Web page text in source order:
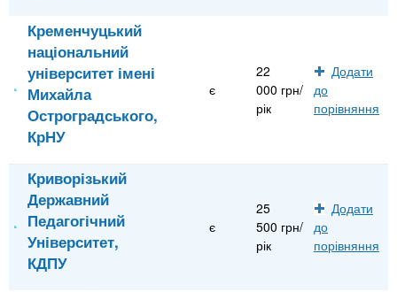
Кременчуцький
національний
університет імені
Михайла
Остроградського,
КрНУ
є
22
000 грн/
рік
Додати
до
порівняння
Криворізький
Державний
Педагогічний
Університет,
КДПУ
є
25
500 грн/
рік
Додати
до
порівняння